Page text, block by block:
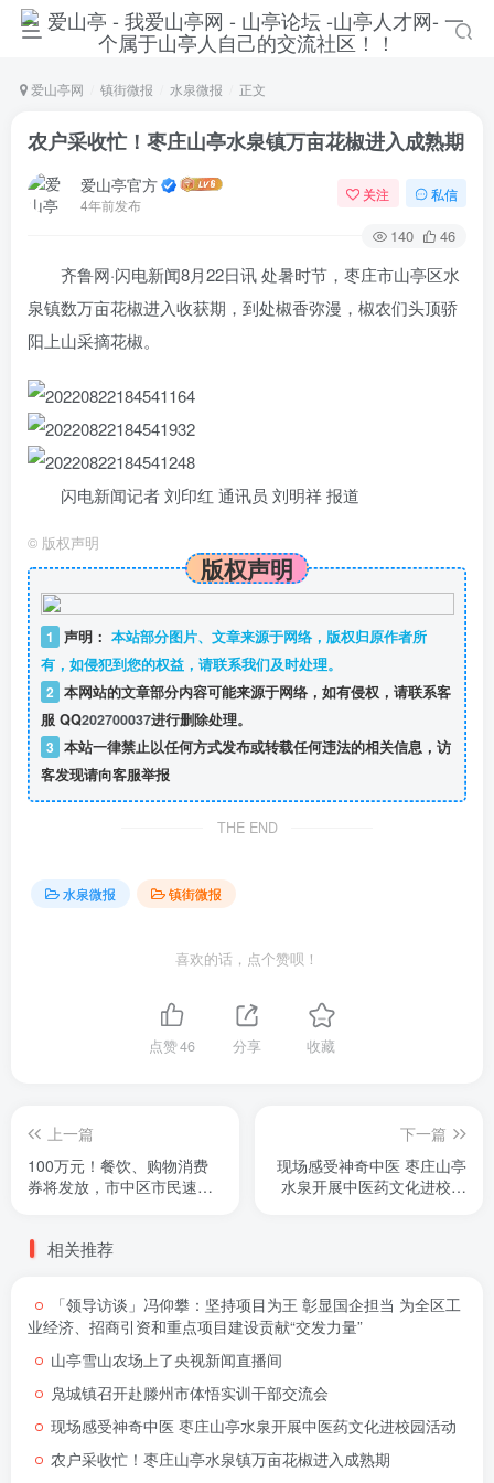
爱山亭网 镇街微报 水泉微报 正文
农户采收忙！枣庄山亭水泉镇万亩花椒进入成熟期
爱山亭官方
4年前发布
关注 私信
140 46
齐鲁网·闪电新闻8月22日讯 处暑时节，枣庄市山亭区水
泉镇数万亩花椒进入收获期，到处椒香弥漫，椒农们头顶骄
阳上山采摘花椒。
闪电新闻记者 刘印红 通讯员 刘明祥 报道
© 版权声明
版权声明
1 声明： 本站部分图片、文章来源于网络，版权归原作者所
有，如侵犯到您的权益，请联系我们及时处理。
2 本网站的文章部分内容可能来源于网络，如有侵权，请联系客
服 QQ202700037进行删除处理。
3 本站一律禁止以任何方式发布或转载任何违法的相关信息，访
客发现请向客服举报
THE END
水泉微报 镇街微报
喜欢的话，点个赞呗！
点赞46 分享 收藏
上一篇
100万元！餐饮、购物消费
券将发放，市中区市民速度
下一篇
现场感受神奇中医 枣庄山亭
水泉开展中医药文化进校园
相关推荐
「领导访谈」冯仰攀：坚持项目为王 彰显国企担当 为全区工
业经济、招商引资和重点项目建设贡献“交发力量”
山亭雪山农场上了央视新闻直播间
凫城镇召开赴滕州市体悟实训干部交流会
现场感受神奇中医 枣庄山亭水泉开展中医药文化进校园活动
农户采收忙！枣庄山亭水泉镇万亩花椒进入成熟期